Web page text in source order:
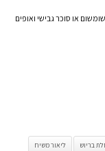
בוזקים שומשום או סוכר גבישי ואופים
בריוש ליאור משיח